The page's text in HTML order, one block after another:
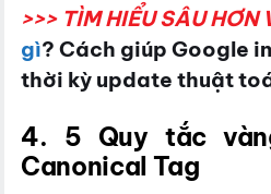
>>> TÌM HIỂU SÂU HƠN
gì? Cách giúp Google
thời kỳ update thuật
4. 5 Quy tắc
Canonical Tag